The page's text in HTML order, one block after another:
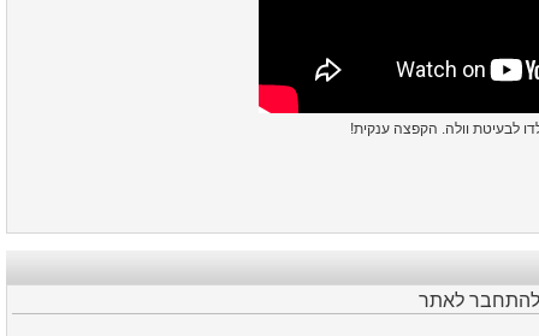
לבעיטת וולה. הקפצה ענקית!
להתחבר לאתר